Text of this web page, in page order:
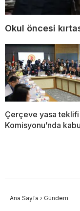
Okul öncesi
Çerçeve yasa
Komisyonu’nda
Ana Sayfa › Gündem